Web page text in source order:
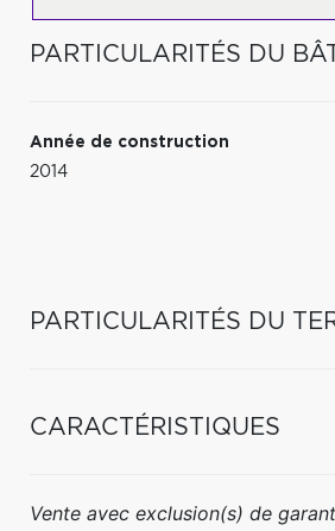
PARTICULARITÉS DU
Année de construction
2014
PARTICULARITÉS DU
CARACTÉRISTIQUES
Vente avec exclusion(s) de